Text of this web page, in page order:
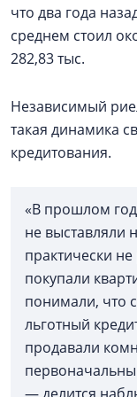
что два года
среднем стоил
282,83 тыс.
Независимый
такая динамика
кредитования.
«В прошлом
не выставляли
практически
покупали
понимали, что
льготный
продавали